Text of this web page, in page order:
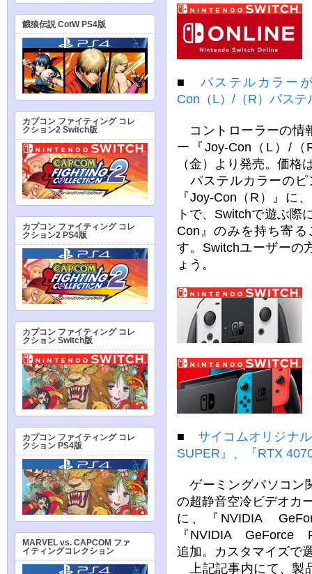
■ パステルカラー
Con（L）/（R）パス
コントローラーの情
ー『Joy-Con（L）/
（金）より発売。価格
パステルカラーのピ
『Joy-Con（R）』に
トで、Switchで遊ぶ際
Con』のみを持ち寄
す。Switchユーザーの
ょう。
■ サイコムオリジナ
SUPER』、『RTX
ゲーミングパソコン
の超静音空冷ビデオ
に、『NVIDIA
『NVIDIA
追加。カスタマイズで
上記記事内にて、製
餓狼伝説 CotW PS4版
カプコン ファイティング コレ
クション2 Switch版
カプコン ファイティング コレ
クション2 PS4版
カプコン ファイティング コレ
クション Switch版
カプコン ファイティング コレ
クション PS4版
MARVEL vs. CAPCOM ファ
イティングコレクション